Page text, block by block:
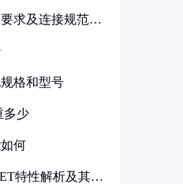
求及连接规范详
格和型号
多少
何
特性解析及其在